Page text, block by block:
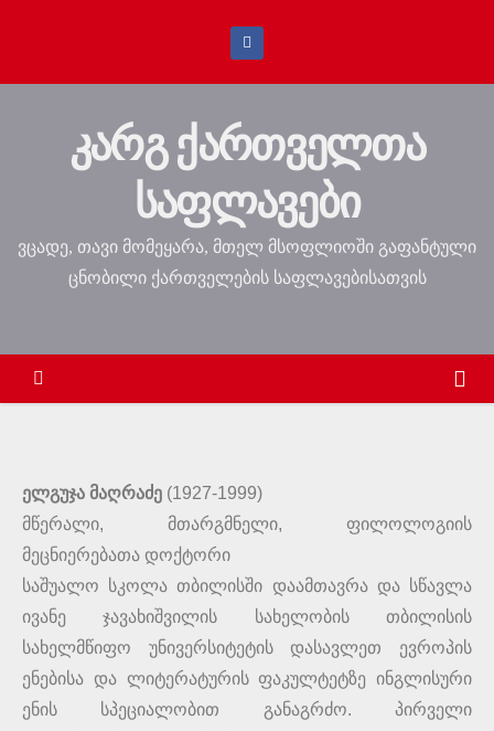
კარგ ქართველთა
საფლავები
ვცადე, თავი მომეყარა, მთელ მსოფლიოში გაფანტული
ცნობილი ქართველების საფლავებისათვის
ელგუჯა მაღრაძე (1927-1999)
მწერალი, მთარგმნელი, ფილოლოგიის
მეცნიერებათა დოქტორი
საშუალო სკოლა თბილისში დაამთავრა და სწავლა
ივანე ჯავახიშვილის სახელობის თბილისის
სახელმწიფო უნივერსიტეტის დასავლეთ ევროპის
ენებისა და ლიტერატურის ფაკულტეტზე ინგლისური
ენის სპეციალობით განაგრძო. პირველი